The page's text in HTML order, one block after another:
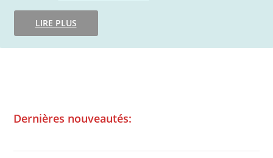
LIRE PLUS
Dernières nouveautés: